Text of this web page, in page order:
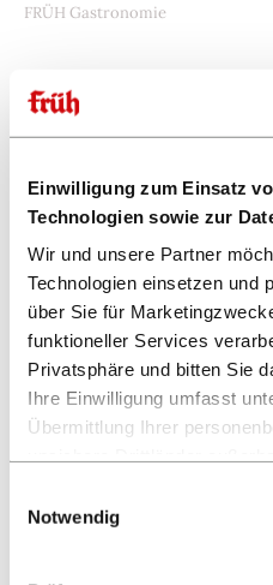
Einwilligung zum Einsatz
Technologien sowie zur
Wir und unsere Partner
Technologien einsetzen und
über Sie für
funktioneller Services
Privatsphäre und bitten Sie
Ihre Einwilligung umfasst
Übermittlung Ihrer
Datenschutzniveau
Risiko, dass dortige
Notwendig
FRÜH Gastronomie
23.01.2026
Chef vum Deens ...
FRÜH Gastronomie
16.01.2026
Chef vum Deens ...
08.01.2026
Chef vum Deens ...
FRÜH Gastronomie
FRÜH „Em Tattersall“